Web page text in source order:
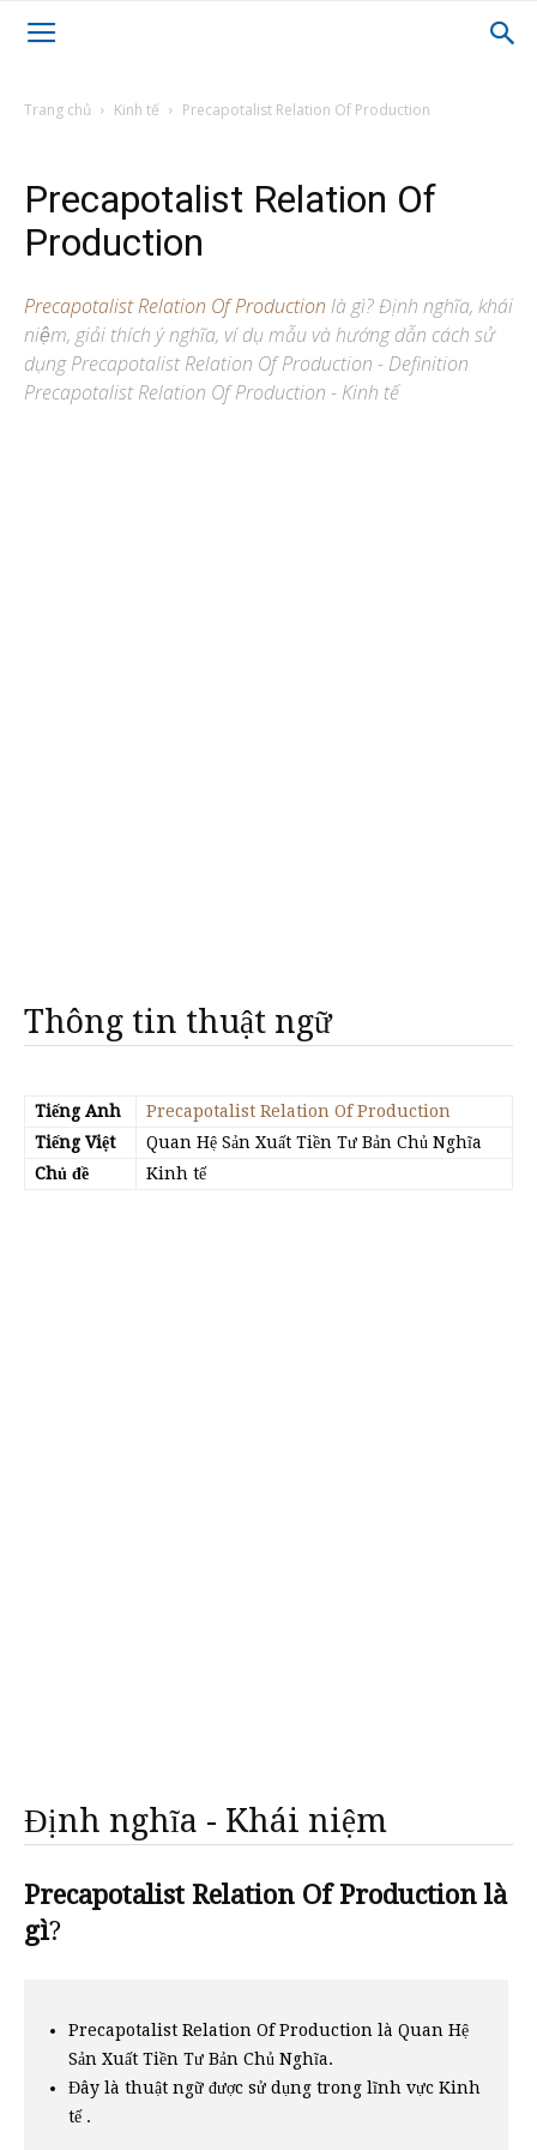
Trang chủ Kinh tế Precapotalist Relation Of Production
Precapotalist Relation Of
Production
Precapotalist Relation Of Production là gì? Định nghĩa, khái
niệm, giải thích ý nghĩa, ví dụ mẫu và hướng dẫn cách sử
dụng Precapotalist Relation Of Production - Definition
Precapotalist Relation Of Production - Kinh tế
Thông tin thuật ngữ
Tiếng Anh
Precapotalist Relation Of Production
Tiếng Việt
Quan Hệ Sản Xuất Tiền Tư Bản Chủ Nghĩa
Chủ đề
Kinh tế
Định nghĩa - Khái niệm
Precapotalist Relation Of Production là
gì?
Precapotalist Relation Of Production là Quan Hệ
Sản Xuất Tiền Tư Bản Chủ Nghĩa.
Đây là thuật ngữ được sử dụng trong lĩnh vực Kinh
tế .